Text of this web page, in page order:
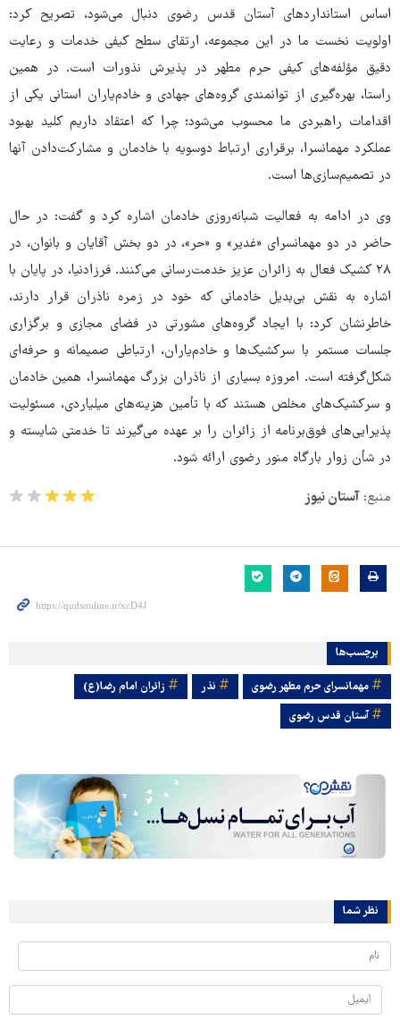
اساس استانداردهای آستان قدس رضوی دنبال می‌شود، تصریح کرد:
اولویت نخست ما در این مجموعه، ارتقای سطح کیفی خدمات و رعایت
دقیق مؤلفه‌های کیفی حرم مطهر در پذیرش نذورات است. در همین
راستا، بهره‌گیری از توانمندی گروه‌های جهادی و خادم‌یاران استانی یکی از
اقدامات راهبردی ما محسوب می‌شود؛ چرا که اعتقاد داریم کلید بهبود
عملکرد مهمانسرا، برقراری ارتباط دوسویه با خادمان و مشارکت‌دادن آنها
در تصمیم‌سازی‌ها است.
وی در ادامه به فعالیت شبانه‌روزی خادمان اشاره کرد و گفت: در حال
حاضر در دو مهمانسرای «غدیر» و «حر»، در دو بخش آقایان و بانوان، در
۲۸ کشیک فعال به زائران عزیز خدمت‌رسانی می‌کنند. فرزادنیا، در پایان با
اشاره به نقش بی‌بدیل خادمانی که خود در زمره ناذران قرار دارند،
خاطرنشان کرد: با ایجاد گروه‌های مشورتی در فضای مجازی و برگزاری
جلسات مستمر با سرکشیک‌ها و خادم‌یاران، ارتباطی صمیمانه و حرفه‌ای
شکل‌گرفته است. امروزه بسیاری از ناذران بزرگ مهمانسرا، همین خادمان
و سرکشیک‌های مخلص هستند که با تأمین هزینه‌های میلیاردی، مسئولیت
پذیرایی‌های فوق‌برنامه از زائران را بر عهده می‌گیرند تا خدمتی شایسته و
در شأن زوار بارگاه منور رضوی ارائه شود.
منبع: آستان نیوز
برچسب‌ها
مهمانسرای حرم مطهر رضوی نذر
زائران امام رضا(ع)
آستان قدس رضوی
نظر شما